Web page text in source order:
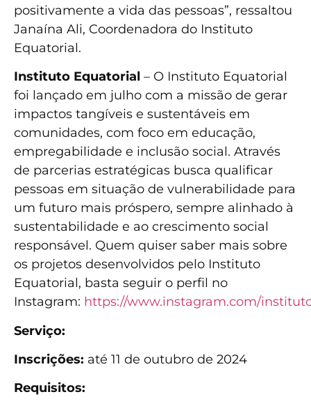
positivamente a vida das pessoas”, ressaltou
Janaína Ali, Coordenadora do Instituto
Equatorial.
Instituto Equatorial – O Instituto Equatorial
foi lançado em julho com a missão de gerar
impactos tangíveis e sustentáveis em
comunidades, com foco em educação,
empregabilidade e inclusão social. Através
de parcerias estratégicas busca qualificar
pessoas em situação de vulnerabilidade para
um futuro mais próspero, sempre alinhado à
sustentabilidade e ao crescimento social
responsável. Quem quiser saber mais sobre
os projetos desenvolvidos pelo Instituto
Equatorial, basta seguir o perfil no
Instagram: https://www.instagram.com/
Serviço:
Inscrições: até 11 de outubro de 2024
Requisitos: